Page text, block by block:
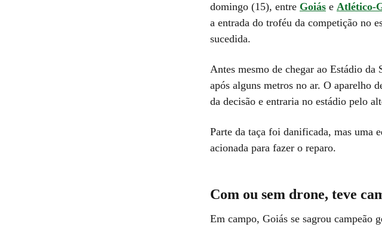
domingo (15), entre Goiás e Atlético-
a entrada do troféu da competição no
sucedida.
Antes mesmo de chegar ao Estádio
após alguns metros no ar. O aparelho
da decisão e entraria no estádio pelo
Parte da taça foi danificada, mas uma
acionada para fazer o reparo.
Com ou sem drone, teve
Em campo, Goiás se sagrou campeão